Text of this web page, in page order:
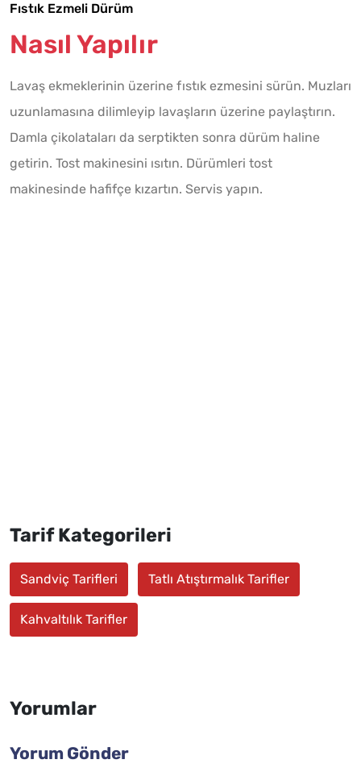
Fıstık Ezmeli Dürüm
Nasıl Yapılır
Lavaş ekmeklerinin üzerine fıstık ezmesini sürün. Muzları
uzunlamasına dilimleyip lavaşların üzerine paylaştırın.
Damla çikolataları da serptikten sonra dürüm haline
getirin. Tost makinesini ısıtın. Dürümleri tost
makinesinde hafifçe kızartın. Servis yapın.
Tarif Kategorileri
Sandviç Tarifleri Tatlı Atıştırmalık Tarifler
Kahvaltılık Tarifler
Yorumlar
Yorum Gönder